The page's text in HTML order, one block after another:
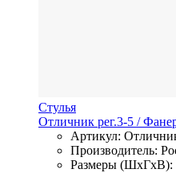
Стулья
Отличник рег.3-5 /
Артикул:
Производитель:
Размеры (ШхГхВ):